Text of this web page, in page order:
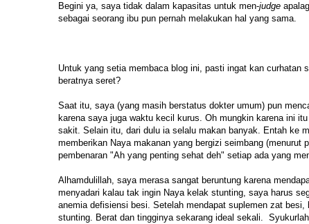
Begini ya, saya tidak dalam kapasitas untuk men-judge
sebagai seorang ibu pun pernah melakukan hal yang sama.
Untuk yang setia membaca blog ini, pasti ingat kan curhatan
beratnya seret?
Saat itu, saya (yang masih berstatus dokter umum) pun
karena saya juga waktu kecil kurus. Oh mungkin karena ini
sakit. Selain itu, dari dulu ia selalu makan banyak. Entah ke
memberikan Naya makanan yang bergizi seimbang
pembenaran "Ah yang penting sehat deh" setiap ada yang
Alhamdulillah, saya merasa sangat beruntung karena
menyadari kalau tak ingin Naya kelak stunting, saya harus
anemia defisiensi besi. Setelah mendapat suplemen zat
stunting. Berat dan tingginya sekarang ideal sekali.